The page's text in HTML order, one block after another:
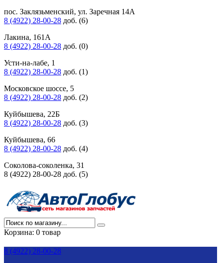
пос. Заклязьменский, ул. Заречная 14А
8 (4922) 28-00-28 доб. (6)
Лакина, 161А
8 (4922) 28-00-28 доб. (0)
Усти-на-лабе, 1
8 (4922) 28-00-28 доб. (1)
Московское шоссе, 5
8 (4922) 28-00-28 доб. (2)
Куйбышева, 22Б
8 (4922) 28-00-28 доб. (3)
Куйбышева, 66
8 (4922) 28-00-28 доб. (4)
Соколова-соколенка, 31
8 (4922) 28-00-28 доб. (5)
Корзина: 0 товар
8 (4922) 28-00-28